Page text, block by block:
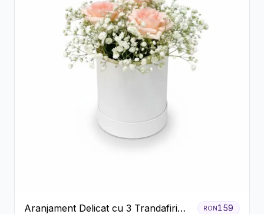
Aranjament Delicat cu 3 Trandafiri
RON159